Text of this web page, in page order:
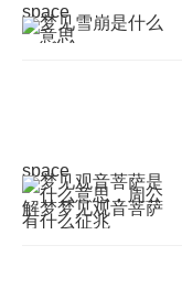
space
space